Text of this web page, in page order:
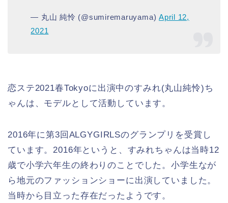
— 丸山 純怜 (@sumiremaruyama)April 12,
2021
恋ステ2021春Tokyoに出演中のすみれ(丸山純怜)ち
ゃんは、モデルとして活動しています。
2016年に第3回ALGYGIRLSのグランプリを受賞し
ています。2016年というと、すみれちゃんは当時12
歳で小学六年生の終わりのことでした。小学生なが
ら地元のファッションショーに出演していました。
当時から目立った存在だったようです。